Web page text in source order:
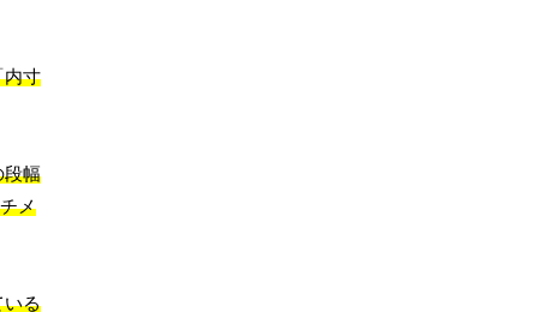
内寸
段幅
メ
いる